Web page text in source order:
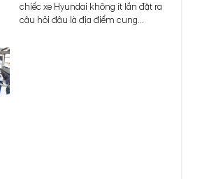
chiếc xe Hyundai không ít lần đặt ra
câu hỏi đâu là địa điểm cung...